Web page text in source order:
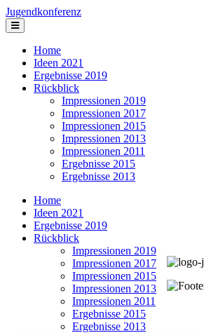
Jugendkonferenz
Home
Ideen 2021
Ergebnisse 2019
Rückblick
Impressionen 2019
Impressionen 2017
Impressionen 2015
Impressionen 2013
Impressionen 2011
Ergebnisse 2015
Ergebnisse 2013
Home
Ideen 2021
Ergebnisse 2019
Rückblick
Impressionen 2019
Impressionen 2017
Impressionen 2015
Impressionen 2013
Impressionen 2011
Ergebnisse 2015
Ergebnisse 2013